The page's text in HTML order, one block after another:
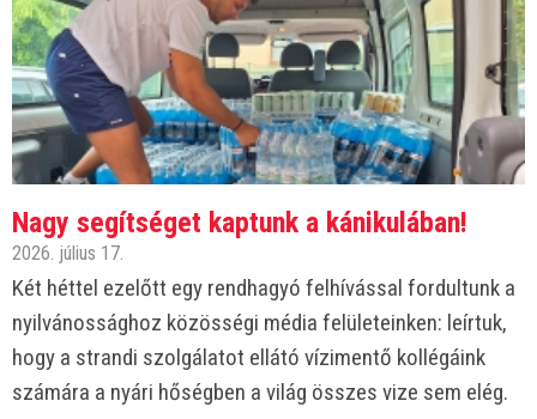
Nagy segítséget kaptunk a kánikulában!
2026. július 17.
Két héttel ezelőtt egy rendhagyó felhívással fordultunk a
nyilvánossághoz közösségi média felületeinken: leírtuk,
hogy a strandi szolgálatot ellátó vízimentő kollégáink
számára a nyári hőségben a világ összes vize sem elég.